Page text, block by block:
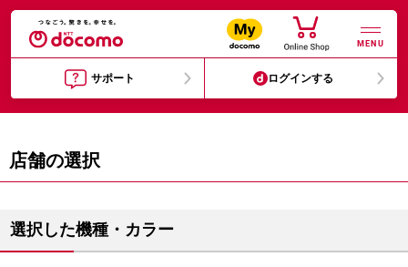
MENU
サポート ログインする
店舗の選択
選択した機種・カラー